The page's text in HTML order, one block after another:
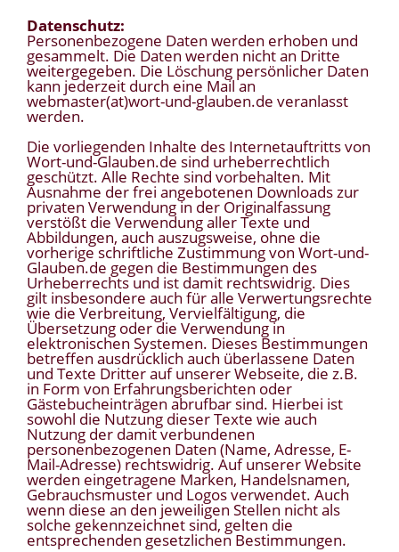
Datenschutz:
Personenbezogene Daten werden erhoben und
gesammelt. Die Daten werden nicht an Dritte
weitergegeben. Die Löschung persönlicher Daten
kann jederzeit durch eine Mail an
webmaster(at)wort-und-glauben.de veranlasst
werden.
Die vorliegenden Inhalte des Internetauftritts von
Wort-und-Glauben.de sind urheberrechtlich
geschützt. Alle Rechte sind vorbehalten. Mit
Ausnahme der frei angebotenen Downloads zur
privaten Verwendung in der Originalfassung
verstößt die Verwendung aller Texte und
Abbildungen, auch auszugsweise, ohne die
vorherige schriftliche Zustimmung von Wort-und-
Glauben.de gegen die Bestimmungen des
Urheberrechts und ist damit rechtswidrig. Dies
gilt insbesondere auch für alle Verwertungsrechte
wie die Verbreitung, Vervielfältigung, die
Übersetzung oder die Verwendung in
elektronischen Systemen. Dieses Bestimmungen
betreffen ausdrücklich auch überlassene Daten
und Texte Dritter auf unserer Webseite, die z.B.
in Form von Erfahrungsberichten oder
Gästebucheinträgen abrufbar sind. Hierbei ist
sowohl die Nutzung dieser Texte wie auch
Nutzung der damit verbundenen
personenbezogenen Daten (Name, Adresse, E-
Mail-Adresse) rechtswidrig. Auf unserer Website
werden eingetragene Marken, Handelsnamen,
Gebrauchsmuster und Logos verwendet. Auch
wenn diese an den jeweiligen Stellen nicht als
solche gekennzeichnet sind, gelten die
entsprechenden gesetzlichen Bestimmungen.